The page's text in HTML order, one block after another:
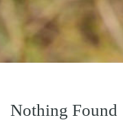
Nothing Found